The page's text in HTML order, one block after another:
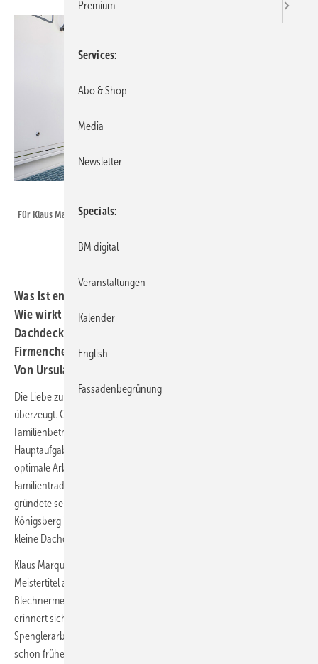
Für Klaus Marquardt ist die Liebe zum Beruf ist das Allerwichtigste
Was ist entscheidend für den Erfolg von Fachbetrieben?
Wie wirkt sich die Verschmelzung der drei Gewerke
Dachdecker, Klempner und Zimmerer aus? Dachprofi und
Firmenchef Klaus Marquardt teilt seine Erfahrungen
Von Ursula Wirtz
Die Liebe zum Beruf ist das Allerwichtigste, davon ist Klaus Marquardt
überzeugt. Gemeinsam mit seinem Bruder Peter leitet er den
Familienbetrieb Marquardt Dächer & Fassaden in Waghäusel. Seine
Hauptaufgabe: das Qualitätsmanagement – also sicherzustellen, dass
optimale Arbeit geleistet wird. Dabei kann er auf eine lange
Familientradition zurückblicken: Bereits Ende des 19. Jahrhunderts
gründete sein Ururgroßvater ein Dachdeckergeschäft im damaligen
Königsberg in Ostpreußen. Dessen Urenkel eröffneten 1961 eine
kleine Dachdeckerei in Waghäusel.
Klaus Marquardt selbst stieg 1989 in die Firma ein. 1995 erwarb er den
Meistertitel als Dachdecker und setzte zwei Jahre später noch den
Blechnermeister obendrauf, und zwar in Tübingen. Marquardt
erinnert sich: „Dort war es damals ein No-Go, dass Dachdecker auch
Spenglerarbeiten ausführen. In anderen Regionen dagegen war das
schon früher weitverbreitet, etwa bei uns hier im Rhein-Neckar-Raum
Premium
Services
Abo & Shop
Media
Newsletter
Specials
BM digital
Veranstaltungen
Kalender
English
Fassadenbegrünung